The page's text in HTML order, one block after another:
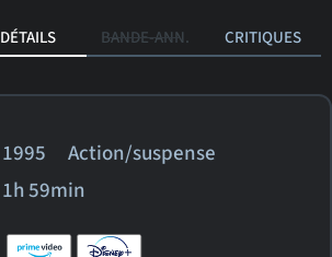
DÉTAILS BANDE-ANN. CRITIQUES
1995 Action/suspense
1h 59min